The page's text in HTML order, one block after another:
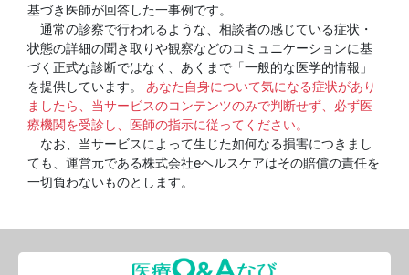
基づき医師が回答した一事例です。
通常の診察で行われるような、相談者の感じている症状・
状態の詳細の聞き取りや観察などのコミュニケーションに基
づく正式な診断ではなく、あくまで「一般的な医学的情報」
を提供しています。 あなた自身について気になる症状があり
ましたら、当サービスのコンテンツのみで判断せず、必ず医
療機関を受診し、医師の指示に従ってください。
なお、当サービスによって生じた如何なる損害につきまし
ても、運営元である株式会社eヘルスケアはその賠償の責任を
一切負わないものとします。